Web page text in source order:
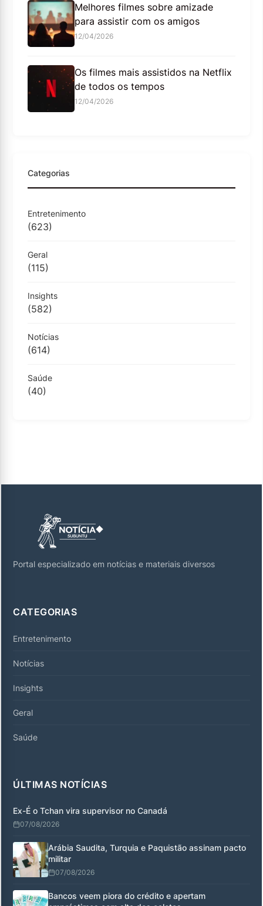
Melhores filmes sobre amizade
para assistir com os amigos
12/04/2026
Os filmes mais assistidos na Netflix
de todos os tempos
12/04/2026
Categorias
Entretenimento
(623)
Geral
(115)
Insights
(582)
Notícias
(614)
Saúde
(40)
Portal especializado em notícias e materiais diversos
CATEGORIAS
Entretenimento
Notícias
Insights
Geral
Saúde
ÚLTIMAS NOTÍCIAS
Ex-É o Tchan vira supervisor no Canadá
07/08/2026
Arábia Saudita, Turquia e Paquistão assinam pacto
militar
07/08/2026
Bancos veem piora do crédito e apertam